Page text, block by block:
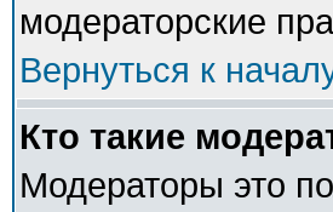
модераторские
Вернуться к
Кто такие
Модераторы это